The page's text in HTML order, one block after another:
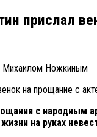
прислал
Михаилом Ножкиным
с
на руках